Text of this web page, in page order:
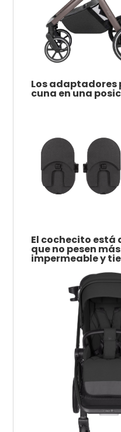
Los
cuna en una
El cochecito está
que no pesen
impermeable y